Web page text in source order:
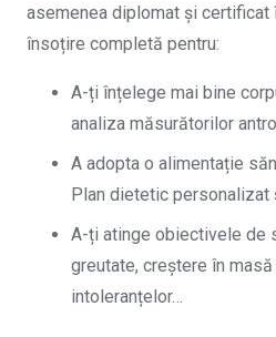
asemenea diplomat și certificat
însoțire completă pentru:
A-ți înțelege mai bine
analiza măsurătorilor
A adopta o alimentație
Plan dietetic personalizat
A-ți atinge obiectivele de
greutate, creștere în
intoleranțelor…